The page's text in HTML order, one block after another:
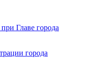
Главе города
города